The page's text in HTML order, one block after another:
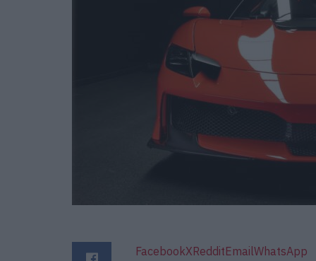
FacebookXRedditEmailWhatsApp